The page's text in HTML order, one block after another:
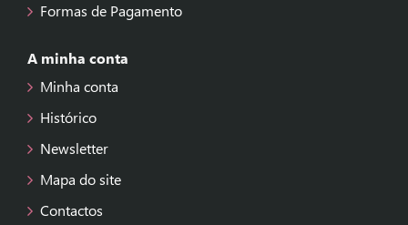
Formas de Pagamento
A minha conta
Minha conta
Histórico
Newsletter
Mapa do site
Contactos